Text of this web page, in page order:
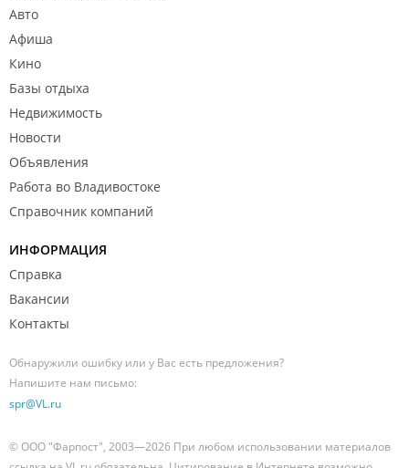
Авто
Афиша
Кино
Базы отдыха
Недвижимость
Новости
Объявления
Работа во Владивостоке
Справочник компаний
ИНФОРМАЦИЯ
Справка
Вакансии
Контакты
Обнаружили ошибку или у Вас есть предложения?
Напишите нам письмо:
spr@VL.ru
© ООО "Фарпост", 2003—2026 При любом использовании материалов